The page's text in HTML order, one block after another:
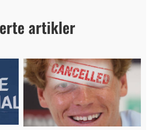
artikler